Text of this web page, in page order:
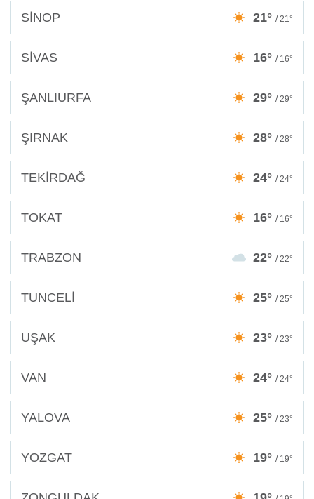
SİNOP 21° / 21°
SİVAS 16° / 16°
ŞANLIURFA 29° / 29°
ŞIRNAK 28° / 28°
TEKİRDAĞ 24° / 24°
TOKAT 16° / 16°
TRABZON 22° / 22°
TUNCELİ 25° / 25°
UŞAK 23° / 23°
VAN 24° / 24°
YALOVA 25° / 23°
YOZGAT 19° / 19°